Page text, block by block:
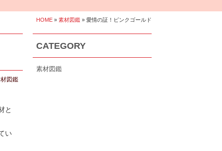
HOME » 素材図鑑 » 愛情の証！ピンクゴールド
図鑑
と
い
CATEGORY
素材図鑑